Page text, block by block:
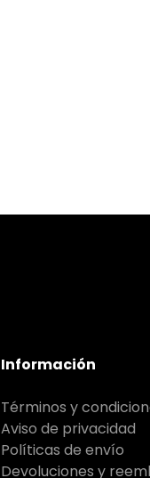
Información
Términos y
Aviso de privacidad
Políticas de envío
Devoluciones y